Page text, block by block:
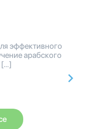
эффективного
арабского
[…]